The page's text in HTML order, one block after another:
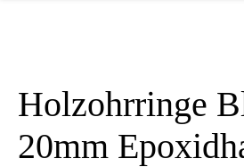
Holzohrringe
20mm